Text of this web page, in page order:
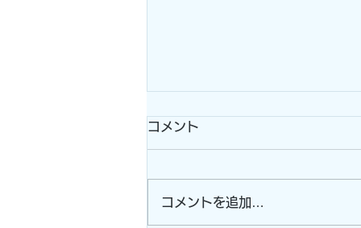
コメント
コメントを追加…